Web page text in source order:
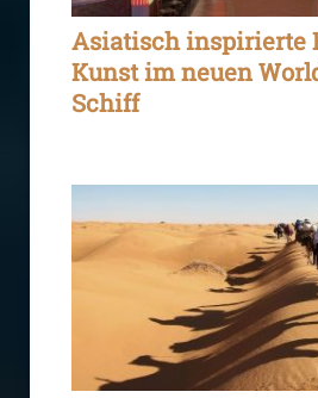
Asiatisch inspirierte
Kunst im neuen
Schiff